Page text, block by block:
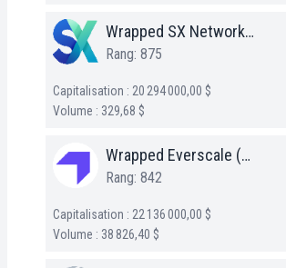
Wrapped SX Network (WSX)
Rang: 875
Capitalisation : 20 294 000,00 $
Volume : 329,68 $
Wrapped Everscale (WEVER)
Rang: 842
Capitalisation : 22 136 000,00 $
Volume : 38 826,40 $